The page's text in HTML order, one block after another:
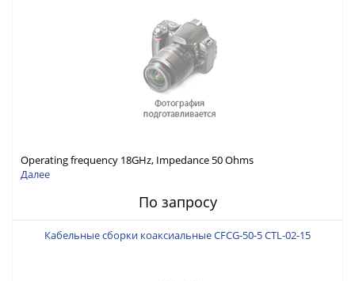
Operating frequency 18GHz, Impedance 50 Ohms
Далее
По запросу
Кабельные сборки коаксиальные CFCG-50-5 CTL-02-15